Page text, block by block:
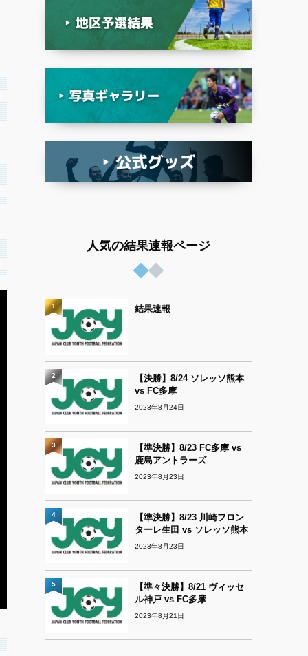
人気の結果速報ページ
結果速報
1
【決勝】8/24 ソレッソ熊本
vs FC多摩
2023年8月24日
2
【準決勝】8/23 FC多摩 vs
鹿島アントラーズ
2023年8月23日
3
【準決勝】8/23 川崎フロン
ターレ生田 vs ソレッソ熊本
2023年8月23日
4
【準々決勝】8/21 ヴィッセ
ル神戸 vs FC多摩
2023年8月21日
5